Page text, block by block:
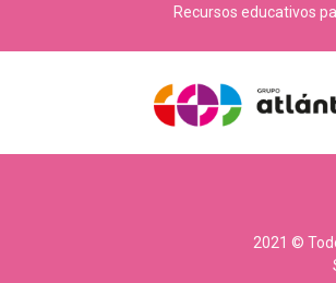
Recursos educativos
2021 ©